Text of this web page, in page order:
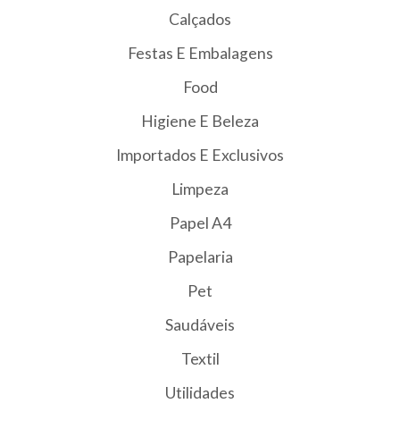
Calçados
Festas E Embalagens
Food
Higiene E Beleza
Importados E Exclusivos
Limpeza
Papel A4
Papelaria
Pet
Saudáveis
Textil
Utilidades